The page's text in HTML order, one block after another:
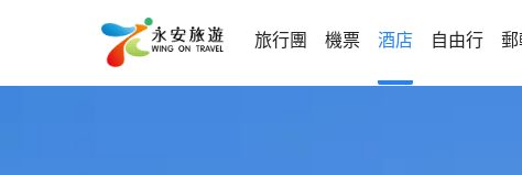
旅行團 機票 酒店 自由行 郵